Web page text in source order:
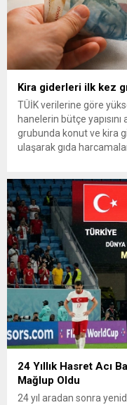
Kira giderleri ilk kez
TÜİK verilerine göre
hanelerin bütçe
grubunda konut ve kira
ulaşarak gıda
24 Yıllık Hasret Acı
Mağlup Oldu
24 yıl aradan sonra